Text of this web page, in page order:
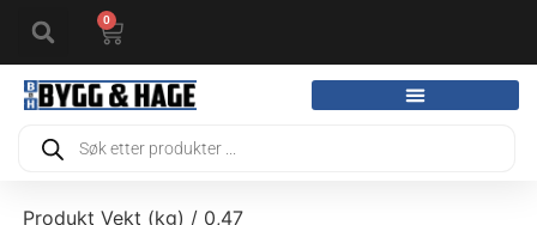
0
Produkt Vekt (kg) / 0,47